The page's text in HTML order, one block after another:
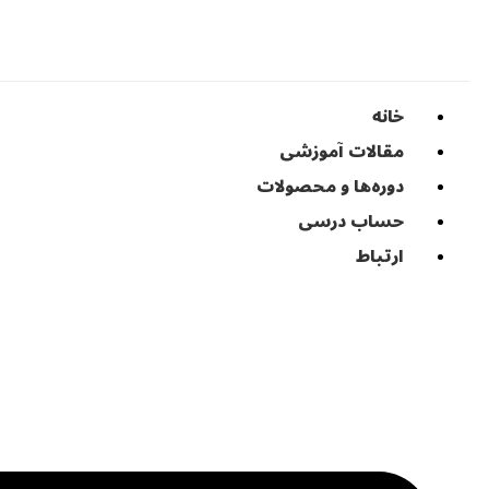
خانه
مقالات آموزشی
دوره‌ها و محصولات
حساب درسی
ارتباط